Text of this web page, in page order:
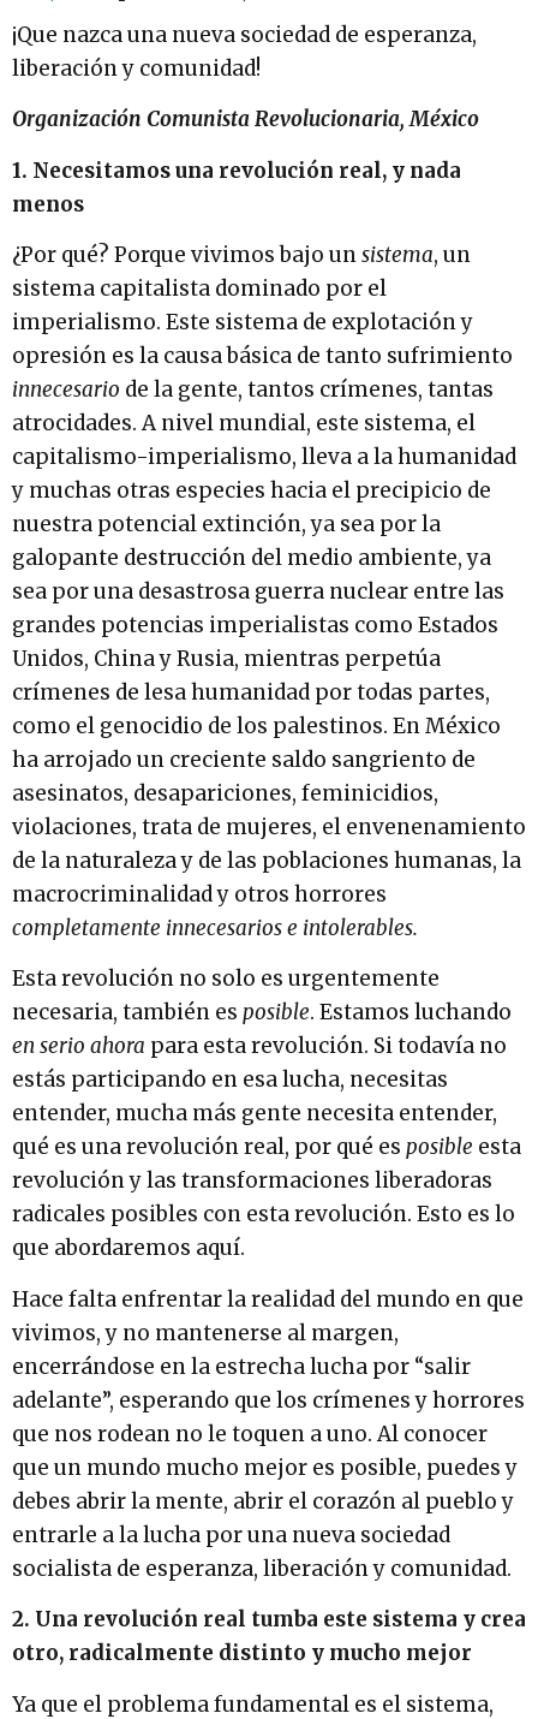
¡Que nazca una nueva sociedad de esperanza,
liberación y comunidad!
Organización Comunista Revolucionaria, México
1. Necesitamos una revolución real, y nada
menos
¿Por qué? Porque vivimos bajo unsistema, un
sistema capitalista dominado por el
imperialismo. Este sistema de explotación y
opresión es la causa básica de tanto sufrimiento
innecesario de la gente, tantos crímenes, tantas
atrocidades. A nivel mundial, este sistema, el
capitalismo-imperialismo, lleva a la humanidad
y muchas otras especies hacia el precipicio de
nuestra potencial extinción, ya sea por la
galopante destrucción del medio ambiente, ya
sea por una desastrosa guerra nuclear entre las
grandes potencias imperialistas como Estados
Unidos, China y Rusia, mientras perpetúa
crímenes de lesa humanidad por todas partes,
como el genocidio de los palestinos. En México
ha arrojado un creciente saldo sangriento de
asesinatos, desapariciones, feminicidios,
violaciones, trata de mujeres, el envenenamiento
de la naturaleza y de las poblaciones humanas, la
macrocriminalidad y otros horrores
completamente innecesarios e intolerables.
Esta revolución no solo es urgentemente
necesaria, también es posible. Estamos luchando
en serio ahora para esta revolución. Si todavía no
estás participando en esa lucha, necesitas
entender, mucha más gente necesita entender,
qué es una revolución real, por qué es posible esta
revolución y las transformaciones liberadoras
radicales posibles con esta revolución. Esto es lo
que abordaremos aquí.
Hace falta enfrentar la realidad del mundo en que
vivimos, y no mantenerse al margen,
encerrándose en la estrecha lucha por “salir
adelante”, esperando que los crímenes y horrores
que nos rodean no le toquen a uno. Al conocer
que un mundo mucho mejor es posible, puedes y
debes abrir la mente, abrir el corazón al pueblo y
entrarle a la lucha por una nueva sociedad
socialista de esperanza, liberación y comunidad.
2. Una revolución real tumba este sistema y crea
otro, radicalmente distinto y mucho mejor
Ya que el problema fundamental es el sistema,